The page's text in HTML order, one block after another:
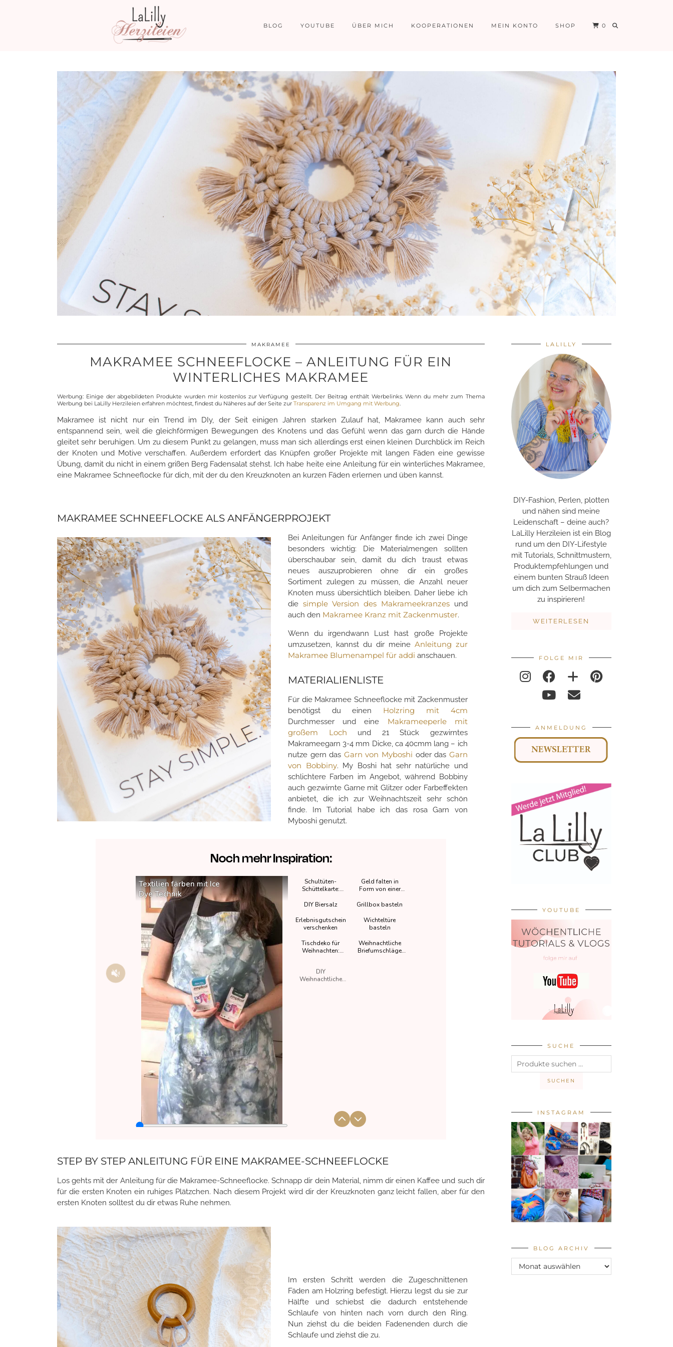
BLOG YOUTUBE ÜBER MICH KOOPERATIONEN MEIN KONTO SHOP 0
MAKRAMEE
MAKRAMEE SCHNEEFLOCKE – ANLEITUNG FÜR EIN
WINTERLICHES MAKRAMEE
Werbung: Einige der abgebildeten Produkte wurden mir kostenlos zur Verfügung gestellt. Der Beitrag enthält Werbelinks. Wenn du mehr zum Thema
Werbung bei LaLilly Herzileien erfahren möchtest, findest du Näheres auf der Seite zur Transparenz im Umgang mit Werbung.
Makramee ist nicht nur ein Trend im DIy, der Seit einigen Jahren starken Zulauf hat, Makramee kann auch sehr
entspannend sein, weil die gleichförmigen Bewegungen des Knotens und das Gefühl wenn das garn durch die Hände
gleitet sehr beruhigen. Um zu diesem Punkt zu gelangen, muss man sich allerdings erst einen kleinen Durchblick im Reich
der Knoten und Motive verschaffen. Außerdem erfordert das Knüpfen großer Projekte mit langen Fäden eine gewisse
Übung, damit du nicht in einem grißen Berg Fadensalat stehst. Ich habe heite eine Anleitung für ein winterliches Makramee,
eine Makramee Schneeflocke für dich, mit der du den Kreuzknoten an kurzen Fäden erlernen und üben kannst.
MAKRAMEE SCHNEEFLOCKE ALS ANFÄNGERPROJEKT
Bei Anleitungen für Anfänger finde ich zwei Dinge
besonders wichtig: Die Materialmengen sollten
überschaubar sein, damit du dich traust etwas
neues auszuprobieren ohne dir ein großes
Sortiment zulegen zu müssen, die Anzahl neuer
Knoten muss übersichtlich bleiben. Daher liebe ich
die simple Version des Makrameekranzes und
auch den Makramee Kranz mit Zackenmuster.
Wenn du irgendwann Lust hast große Projekte
umzusetzen, kannst du dir meine Anleitung zur
Makramee Blumenampel für addianschauen.
MATERIALIENLISTE
Für die Makramee Schneeflocke mit Zackenmuster
benötigst du einen Holzring mit 4cm
Durchmesser und eine Makrameeperle mit
großem Loch und 21 Stück gezwirntes
Makrameegarn 3-4 mm Dicke, ca 40cmm lang – ich
nutze gern das Garn von Myboshi oder das Garn
von Bobbiny. My Boshi hat sehr natürliche und
schlichtere Farben im Angebot, während Bobbiny
auch gezwirnte Garne mit Glitzer oder Farbeffekten
anbietet, die ich zur Weihnachtszeit sehr schön
finde. Im Tutorial habe ich das rosa Garn von
Myboshi genutzt.
STEP BY STEP ANLEITUNG FÜR EINE MAKRAMEE-SCHNEEFLOCKE
Los gehts mit der Anleitung für die Makramee-Schneeflocke. Schnapp dir dein Material, nimm dir einen Kaffee und such dir
für die ersten Knoten ein ruhiges Plätzchen. Nach diesem Projekt wird dir der Kreuzknoten ganz leicht fallen, aber für den
ersten Knoten solltest du dir etwas Ruhe nehmen.
Im ersten Schritt werden die Zugeschnittenen
Fäden am Holzring befestigt. Hierzu legst du sie zur
Hälfte und schiebst die dadurch entstehende
Schlaufe von hinten nach vorn durch den Ring.
Nun ziehst du die beiden Fadenenden durch die
Schlaufe und ziehst die zu.
LALILLY
DIY-Fashion, Perlen, plotten
und nähen sind meine
Leidenschaft – deine auch?
LaLilly Herzileien ist ein Blog
rund um den DIY-Lifestyle
mit Tutorials, Schnittmustern,
Produktempfehlungen und
einem bunten Strauß Ideen
um dich zum Selbermachen
zu inspirieren!
WEITERLESEN
FOLGE MIR
ANMELDUNG
YOUTUBE
SUCHE
Suchen
nach:
SUCHEN
INSTAGRAM
BLOG ARCHIV
Blog
Archiv